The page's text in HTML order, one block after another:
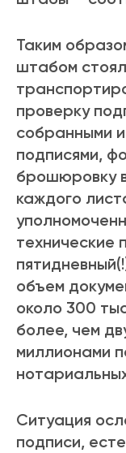
Таким
штабом
проверку
собранными
подписями,
брошюровку
каждого
технические
объем
около 300
более, чем
миллионами
Ситуация
подписи,